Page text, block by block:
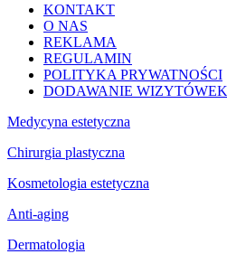
KONTAKT
O NAS
REKLAMA
REGULAMIN
POLITYKA PRYWATNOŚCI
DODAWANIE WIZYTÓWEK
Medycyna estetyczna
Chirurgia plastyczna
Kosmetologia estetyczna
Anti-aging
Dermatologia